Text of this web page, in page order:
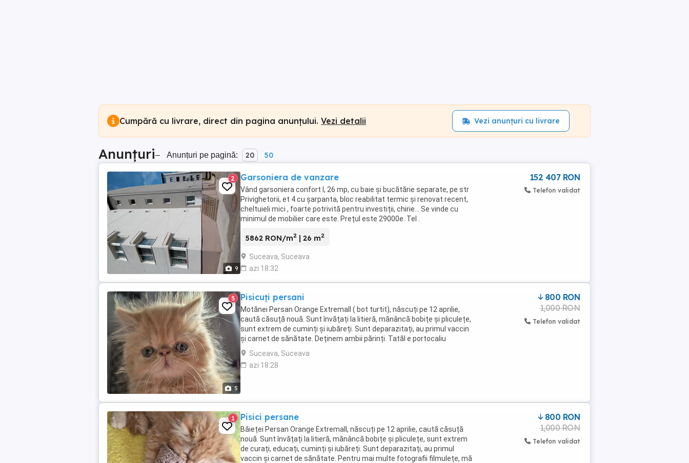
Cumpără cu livrare, direct din pagina anunțului. Vezi detalii Vezi anunțuri cu livrare
Anunțuri– Anunțuri pe pagină: 20 50
9
2 Garsoniera de vanzare
Vând garsoniera confort I, 26 mp, cu baie și bucătărie separate, pe str
Privighetorii, et 4 cu șarpanta, bloc reabilitat termic și renovat recent,
cheltuieli mici , foarte potrivită pentru investiții, chirie... Se vinde cu
minimul de mobilier care este. Prețul este 29000e. Tel .
5862 RON/m2 | 26 m2
Suceava, Suceava
azi 18:32
152 407 RON
Telefon validat
5
5 Pisicuți persani
Motănei Persan Orange Extremall ( bot turtit), născuți pe 12 aprilie,
caută căsuță nouă. Sunt învățați la litieră, mănâncă bobițe și pliculețe,
sunt extrem de cuminți și iubăreți. Sunt deparazitați, au primul vaccin
și carnet de sănătate. Deținem ambii părinți. Tatăl e portocaliu
(Garfield). Nu trimitem ...
Suceava, Suceava
azi 18:28
800 RON
1,000 RON
Telefon validat
1 Pisici persane
Băieței Persan Orange Extremall, născuți pe 12 aprilie, caută căsuță
nouă. Sunt învățați la litieră, mănâncă bobițe și pliculețe, sunt extrem
de curați, educați, cuminți și iubăreți. Sunt deparazitați, au primul
vaccin și carnet de sănătate. Pentru mai multe fotografii filmulețe, mă
800 RON
1,000 RON
Telefon validat